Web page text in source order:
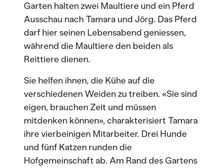
Garten halten zwei Maultiere und ein Pferd
Ausschau nach Tamara und Jörg. Das Pferd
darf hier seinen Lebensabend geniessen,
während die Maultiere den beiden als
Reittiere dienen.
Sie helfen ihnen, die Kühe auf die
verschiedenen Weiden zu treiben. «Sie sind
eigen, brauchen Zeit und müssen
mitdenken können», charakterisiert Tamara
ihre vierbeinigen Mitarbeiter. Drei Hunde
und fünf Katzen runden die
Hofgemeinschaft ab. Am Rand des Gartens